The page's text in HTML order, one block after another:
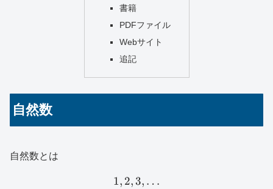
書籍
PDFファイル
Webサイト
追記
自然数
自然数とは
1,2,3,\dots
1, 2,3, …